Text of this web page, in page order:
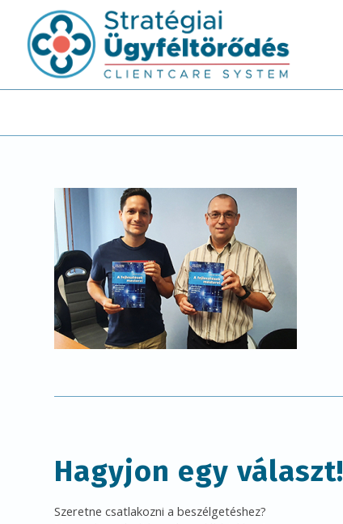
Hagyjon egy választ!
Szeretne csatlakozni a beszélgetéshez?